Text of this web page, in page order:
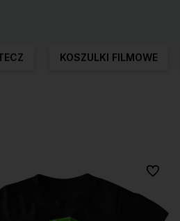
KOSZULKI FILMOWE
Do